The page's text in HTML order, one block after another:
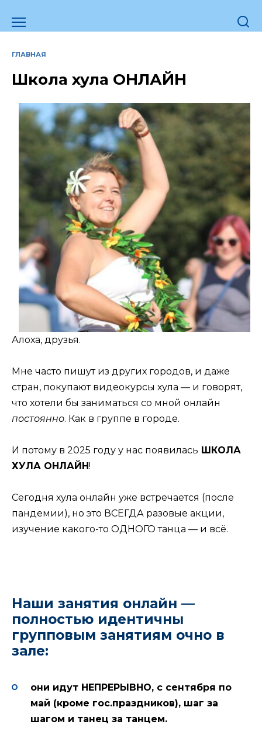
содержанию
ГЛАВНАЯ
Школа хула ОНЛАЙН
Алоха, друзья.
Мне часто пишут из других городов, и даже
стран, покупают видеокурсы хула — и говорят,
что хотели бы заниматься со мной онлайн
постоянно. Как в группе в городе.
И потому в 2025 году у нас появилась ШКОЛА
ХУЛА ОНЛАЙН!
Сегодня хула онлайн уже встречается (после
пандемии), но это ВСЕГДА разовые акции,
изучение какого-то ОДНОГО танца — и всё.
Наши занятия онлайн —
полностью идентичны
групповым занятиям очно в
зале:
они идут НЕПРЕРЫВНО, с сентября по
май (кроме гос.праздников), шаг за
шагом и танец за танцем.